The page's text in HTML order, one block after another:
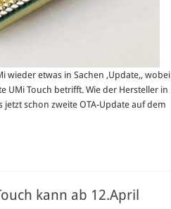
etwas in Sachen ‚Update‚, wobei
UMi Touch betrifft. Wie der Hersteller in
schon zweite OTA-Update auf dem
kann ab 12.April